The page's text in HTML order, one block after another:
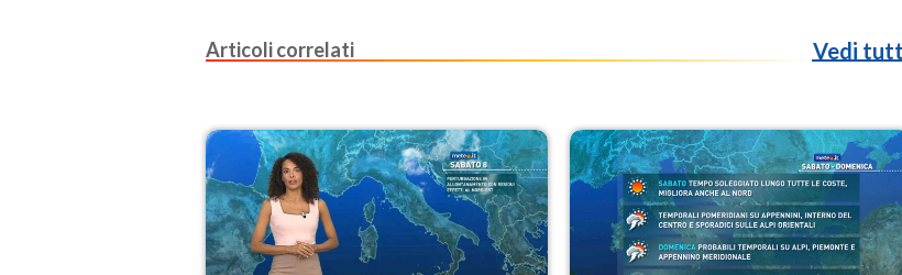
Articoli correlati Vedi